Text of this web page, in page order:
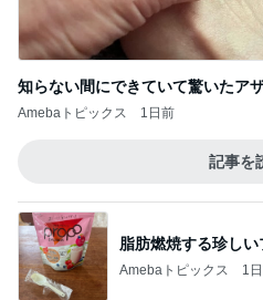
脂肪燃焼する珍しい
Amebaトピックス 1日
Amebaトピックス 1
健康診断でいきなり
Amebaトピックス 1